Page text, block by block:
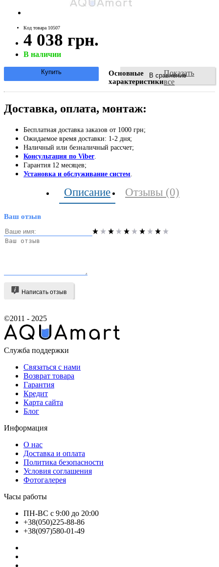
Код товара 10507
4 038 грн.
В наличии
В сравнение
Купить
Основные
характеристики
Показать
все
Доставка, оплата, монтаж:
Бесплатная доставка заказов от 1000 грн;
Ожидаемое время доставки: 1-2 дня;
Наличный или безналичный рассчет;
Консультация по Viber
Гарантия 12 месяцев;
Установка и обслуживание систем
Описание Отзывы (0)
Ваш отзыв
Написать отзыв
©2011 - 2025
Служба поддержки
Связаться с нами
Возврат товара
Гарантия
Кредит
Карта сайта
Блог
Информация
О нас
Доставка и оплата
Политика безопасности
Условия соглашения
Фотогалерея
Часы работы
ПН-ВС с 9:00 до 20:00
+38(050)225-88-86
+38(097)580-01-49